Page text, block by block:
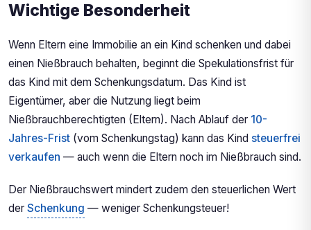
Wichtige Besonderheit
Wenn Eltern eine Immobilie an ein Kind schenken und dabei
einen Nießbrauch behalten, beginnt die Spekulationsfrist für
das Kind mit dem Schenkungsdatum. Das Kind ist
Eigentümer, aber die Nutzung liegt beim
Nießbrauchberechtigten (Eltern). Nach Ablauf der 10-
Jahres-Frist (vom Schenkungstag) kann das Kind steuerfrei
verkaufen — auch wenn die Eltern noch im Nießbrauch sind.
Der Nießbrauchswert mindert zudem den steuerlichen Wert
der Schenkung — weniger Schenkungsteuer!